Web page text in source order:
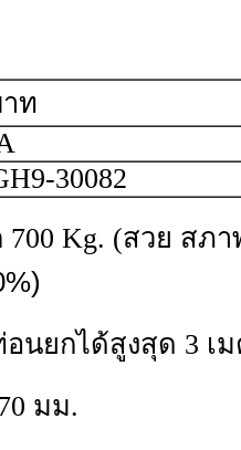
ท
30082
Kg. (สวย สภา
อนยกได้สูงสุด 3 เ
มม.